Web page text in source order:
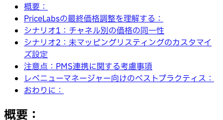
概要：
PriceLabsの最終価格調整を理解する：
シナリオ1：チャネル別の価格の同一性
シナリオ2：未マッピングリスティングのカスタマイ
ズ設定
注意点：PMS連携に関する考慮事項
レベニューマネージャー向けのベストプラクティス：
おわりに：
概要：